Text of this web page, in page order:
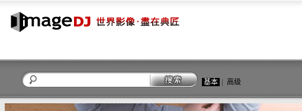
基本 高级